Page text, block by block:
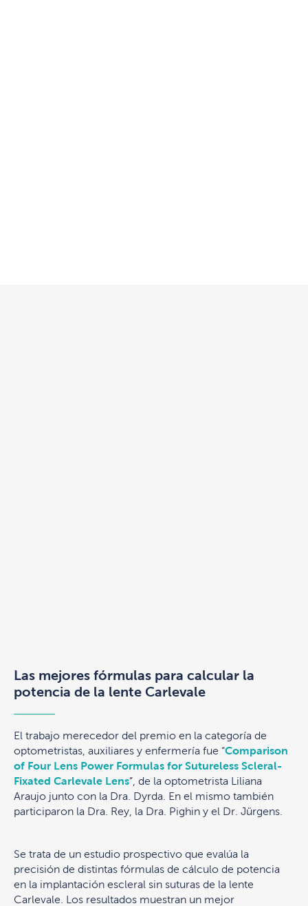
Las mejores fórmulas para calcular la
potencia de la lente Carlevale
El trabajo merecedor del premio en la categoría de
optometristas, auxiliares y enfermería fue “Comparison
of Four Lens Power Formulas for Sutureless Scleral-
Fixated Carlevale Lens”, de la optometrista Liliana
Araujo junto con la Dra. Dyrda. En el mismo también
participaron la Dra. Rey, la Dra. Pighin y el Dr. Jürgens.
Se trata de un estudio prospectivo que evalúa la
precisión de distintas fórmulas de cálculo de potencia
en la implantación escleral sin suturas de la lente
Carlevale. Los resultados muestran un mejor